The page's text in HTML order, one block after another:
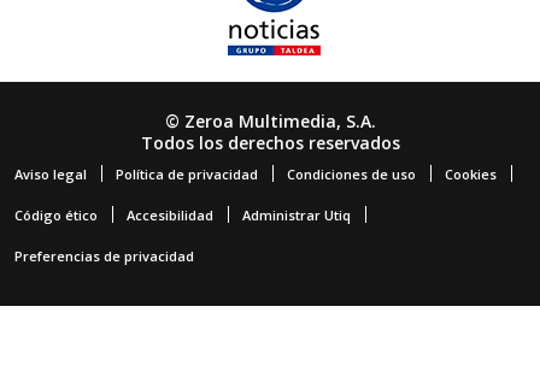
© Zeroa Multimedia, S.A.
Todos los derechos reservados
Aviso legal Política de privacidad Condiciones de uso Cookies
Código ético Accesibilidad Administrar Utiq
Preferencias de privacidad